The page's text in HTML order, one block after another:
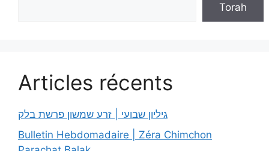
Torah
Articles récents
גיליון שבועי | זרע שמשון פרשת בלק
Bulletin Hebdomadaire | Zéra Chimchon